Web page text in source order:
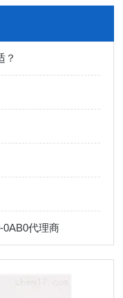
？
0AB0代理商